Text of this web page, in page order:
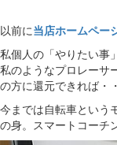
以前に当店ホームペー
私個人の「やりたい事
私のようなプロレーサ
の方に還元できれば・
今までは自転車という
の身。スマートコーチ